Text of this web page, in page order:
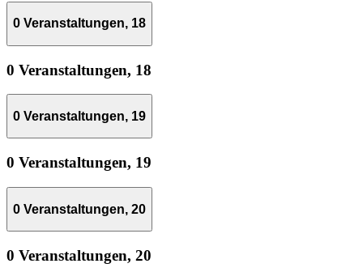
0 Veranstaltungen, 18
0 Veranstaltungen, 18
0 Veranstaltungen, 19
0 Veranstaltungen, 19
0 Veranstaltungen, 20
0 Veranstaltungen, 20